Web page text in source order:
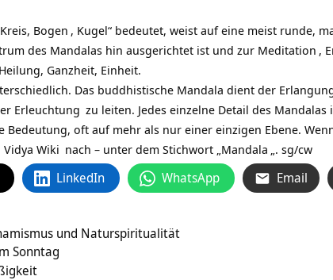
Bogen , Kugel“ bedeutet, weist auf eine meist runde,
des Mandalas hin ausgerichtet ist und zur Meditation ,
Ganzheit, Einheit.
Das buddhistische Mandala dient der
Erleuchtung zu leiten. Jedes einzelne Detail des
oft auf mehr als nur einer einzigen Ebene.
Vidya Wiki nach – unter dem Stichwort „Mandala „. sg/cw
LinkedIn WhatsApp Email
und Naturspiritualität
Sonntag